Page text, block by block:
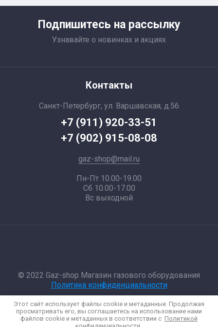
Подпишитесь на рассылку
Узнавайте о новинках и акциях
Контакты
Санкт-Петербург, ул. Варшавская, д.56
+7 (911) 920-33-51
+7 (902) 915-08-08
gaz-shop@mail.ru
Пн-Пт 10.00-19.00
Сб 10.00-17.00
Вс выходной
© 2022 Gaz-shop Магазин газового оборудования
Политика конфиденциальности
Megagroup.ru
Этот сайт использует файлы cookie и метаданные. Продолжая
просматривать его, вы соглашаетесь на использование нами
файлов cookie и метаданных в соответствии с Политикой